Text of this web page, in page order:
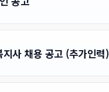
사 채용 공고 (추가인력)